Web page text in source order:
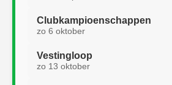
Clubkampioenschappen
zo 6 oktober
Vestingloop
zo 13 oktober